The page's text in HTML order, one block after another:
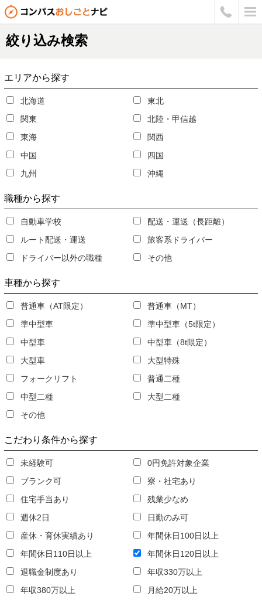
絞り込み検索
エリアから探す
北海道
東北
関東
北陸・甲信越
東海
関西
中国
四国
九州
沖縄
職種から探す
自動車学校
配送・運送（長距離）
ルート配送・運送
旅客系ドライバー
ドライバー以外の職種
その他
車種から探す
普通車（AT限定）
普通車（MT）
準中型車
準中型車（5t限定）
中型車
中型車（8t限定）
大型車
大型特殊
フォークリフト
普通二種
中型二種
大型二種
その他
こだわり条件から探す
未経験可
0円免許対象企業
ブランク可
寮・社宅あり
住宅手当あり
残業少なめ
週休2日
日勤のみ可
産休・育休実績あり
年間休日100日以上
年間休日110日以上
年間休日120日以上
退職金制度あり
年収330万以上
年収380万以上
月給20万以上